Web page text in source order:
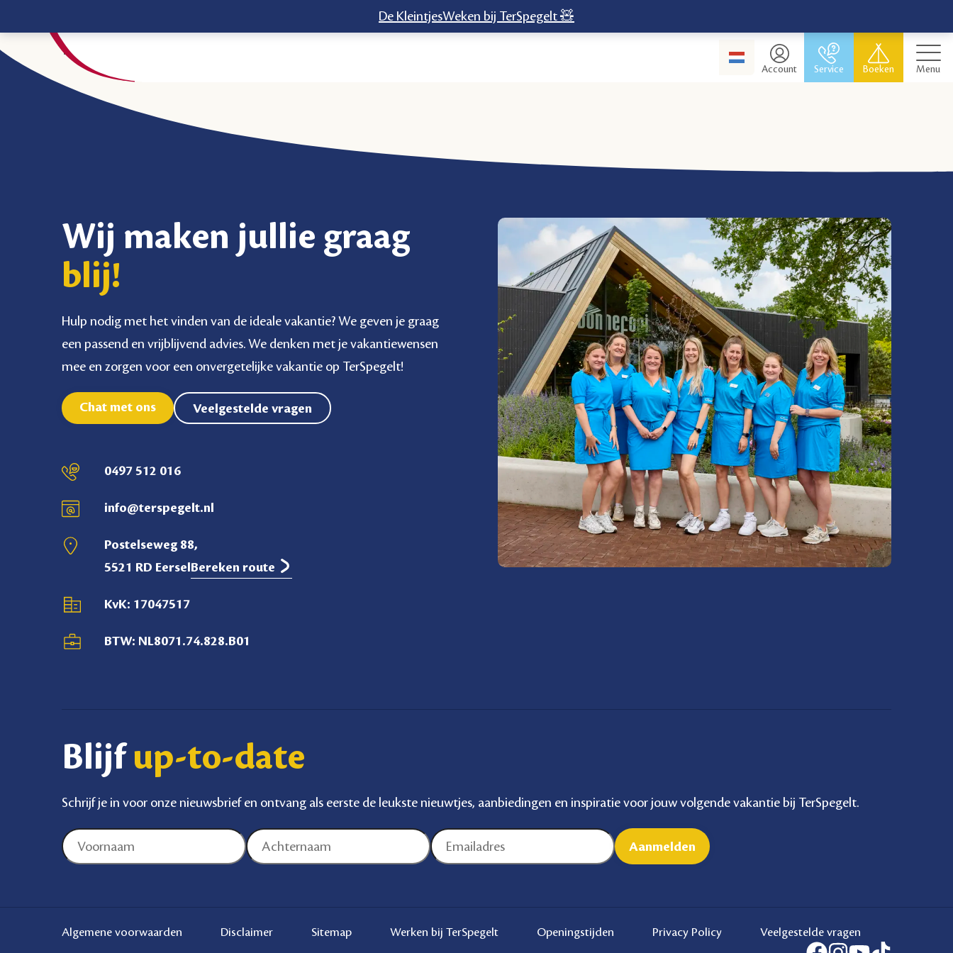
De KleintjesWeken bij TerSpegelt 🧸
Account Service Boeken Menu
Pagina niet gevonden
Wij maken jullie graag
blij!
Hulp nodig met het vinden van de ideale vakantie? We geven je graag
een passend en vrijblijvend advies. We denken met je vakantiewensen
mee en zorgen voor een onvergetelijke vakantie op TerSpegelt!
Chat met ons Veelgestelde vragen
0497 512 016
info@terspegelt.nl
Postelseweg 88,
5521 RD Eersel Bereken route
KvK: 17047517
BTW: NL8071.74.828.B01
Blijfup-to-date
Schrijf je in voor onze nieuwsbrief en ontvang als eerste de leukste nieuwtjes, aanbiedingen en inspiratie voor jouw volgende vakantie bij TerSpegelt.
Algemene voorwaarden Disclaimer Sitemap Werken bij TerSpegelt Openingstijden Privacy Policy Veelgestelde vragen